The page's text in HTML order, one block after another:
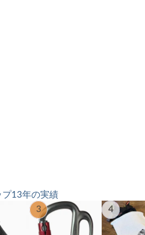
プ13年の実績
3 4